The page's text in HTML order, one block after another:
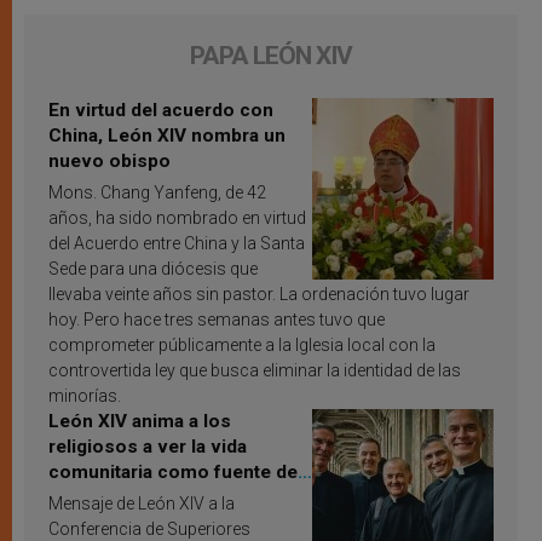
PAPA LEÓN XIV
En virtud del acuerdo con
China, León XIV nombra un
nuevo obispo
Mons. Chang Yanfeng, de 42
años, ha sido nombrado en virtud
del Acuerdo entre China y la Santa
Sede para una diócesis que
llevaba veinte años sin pastor. La ordenación tuvo lugar
hoy. Pero hace tres semanas antes tuvo que
comprometer públicamente a la Iglesia local con la
controvertida ley que busca eliminar la identidad de las
minorías.
León XIV anima a los
religiosos a ver la vida
comunitaria como fuente de
inspiración y santificación
Mensaje de León XIV a la
Conferencia de Superiores